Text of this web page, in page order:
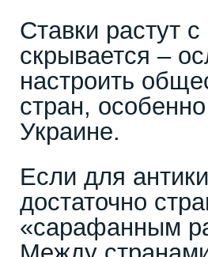
Ставки растут
скрывается –
настроить
стран,
Украине.
Если для
достаточно
«сарафанным